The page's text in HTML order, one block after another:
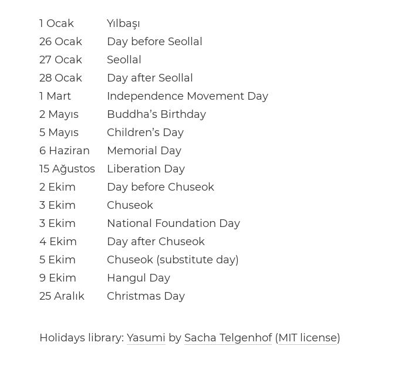
1 Ocak
Yılbaşı
26 Ocak
Day before Seollal
27 Ocak
Seollal
28 Ocak
Day after Seollal
1 Mart
Independence Movement Day
2 Mayıs
Buddha’s Birthday
5 Mayıs
Children’s Day
6 Haziran
Memorial Day
15 Ağustos
Liberation Day
2 Ekim
Day before Chuseok
3 Ekim
Chuseok
3 Ekim
National Foundation Day
4 Ekim
Day after Chuseok
5 Ekim
Chuseok (substitute day)
9 Ekim
Hangul Day
25 Aralık
Christmas Day
Holidays library:Yasumi by Sacha Telgenhof(MIT license)